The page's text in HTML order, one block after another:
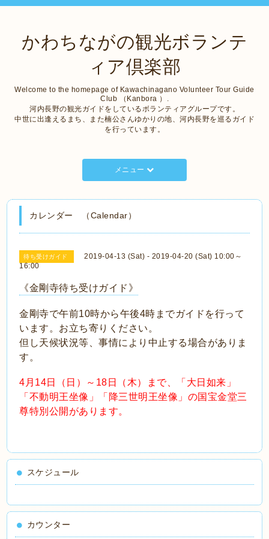
かわちながの観光ボランテ
ィア倶楽部
Welcome to the homepage of Kawachinagano Volunteer Tour Guide
Club （Kanbora ）.
河内長野の観光ガイドをしているボランティアグループです。
中世に出逢えるまち、また楠公さんゆかりの地、河内長野を巡るガイド
を行っています。
メニュー
カレンダー （Calendar）
待ち受けガイド
2019-04-13 (Sat) - 2019-04-20 (Sat) 10:00～
16:00
《金剛寺待ち受けガイド》
金剛寺で午前10時から午後4時までガイドを行って
います。お立ち寄りください。
但し天候状況等、事情により中止する場合がありま
す。
4月14日（日）～18日（木）まで、「大日如来」
「不動明王坐像」「降三世明王坐像」の国宝金堂三
尊特別公開 があります。
スケジュール
カウンター